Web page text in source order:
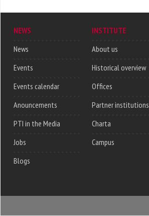
NEWS
News
Events
Events calendar
Anouncements
PTI in the Media
Jobs
Blogs
INSTITUTE
About us
Historical overview
Offices
Partner institutions
Charta
Campus